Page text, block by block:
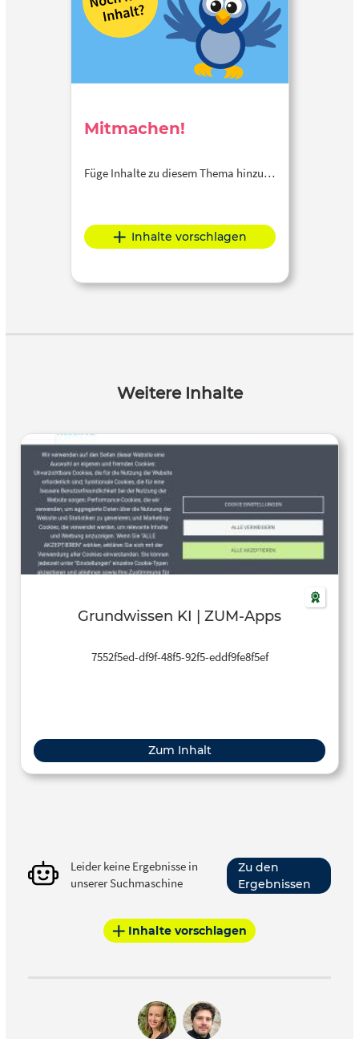
Planung digitaler Lehre unter Einbindung generativer KI.
Mitmachen!
Füge Inhalte zu diesem Thema hinzu…
Inhalte vorschlagen
Weitere Inhalte
Grundwissen KI | ZUM-Apps
7552f5ed-df9f-48f5-92f5-eddf9fe8f5ef
Zum Inhalt
Leider keine Ergebnisse in
unserer Suchmaschine
Zu den
Ergebnissen
Inhalte vorschlagen